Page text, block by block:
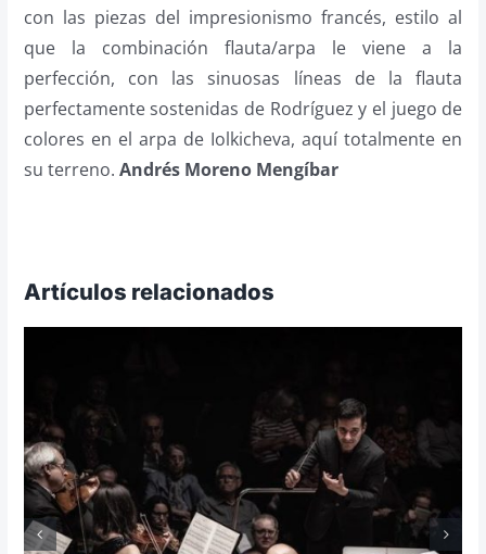
con las piezas del impresionismo francés, estilo al
que la combinación flauta/arpa le viene a la
perfección, con las sinuosas líneas de la flauta
perfectamente sostenidas de Rodríguez y el juego de
colores en el arpa de Iolkicheva, aquí totalmente en
su terreno. Andrés Moreno Mengíbar
Artículos relacionados